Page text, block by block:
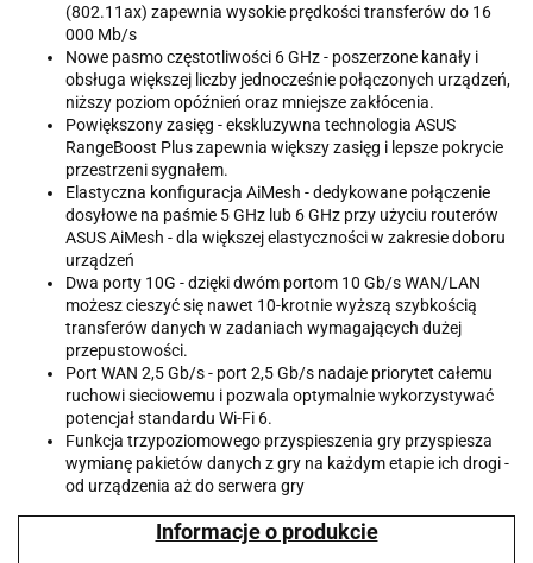
(802.11ax) zapewnia wysokie prędkości transferów do 16
000 Mb/s
Nowe pasmo częstotliwości 6 GHz - poszerzone kanały i
obsługa większej liczby jednocześnie połączonych urządzeń,
niższy poziom opóźnień oraz mniejsze zakłócenia.
Powiększony zasięg - ekskluzywna technologia ASUS
RangeBoost Plus zapewnia większy zasięg i lepsze pokrycie
przestrzeni sygnałem.
Elastyczna konfiguracja AiMesh - dedykowane połączenie
dosyłowe na paśmie 5 GHz lub 6 GHz przy użyciu routerów
ASUS AiMesh - dla większej elastyczności w zakresie doboru
urządzeń
Dwa porty 10G - dzięki dwóm portom 10 Gb/s WAN/LAN
możesz cieszyć się nawet 10-krotnie wyższą szybkością
transferów danych w zadaniach wymagających dużej
przepustowości.
Port WAN 2,5 Gb/s - port 2,5 Gb/s nadaje priorytet całemu
ruchowi sieciowemu i pozwala optymalnie wykorzystywać
potencjał standardu Wi-Fi 6.
Funkcja trzypoziomowego przyspieszenia gry przyspiesza
wymianę pakietów danych z gry na każdym etapie ich drogi -
od urządzenia aż do serwera gry
Informacje o produkcie